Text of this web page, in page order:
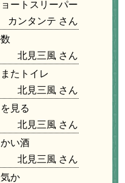
ートスリーパー
カンタンテ
北見三風
たトイレ
北見三風
見る
北見三風
い酒
北見三風
か